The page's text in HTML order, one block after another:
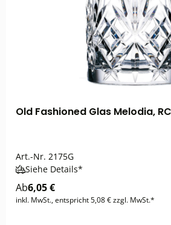
Old Fashioned Glas Melodia,
Art.-Nr. 2175G
Siehe Details*
Ab6,05 €
inkl. MwSt., entspricht 5,08 € zzgl. MwSt.*